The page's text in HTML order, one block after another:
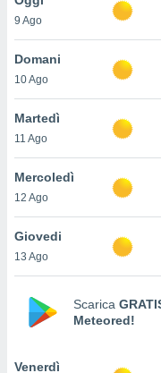
è
al sito
di
ci
di
il
un
la
9 Ago
Domani
10 Ago
Martedì
11 Ago
Mercoledì
12 Ago
Giovedi
13 Ago
Scarica
Meteored!
Venerdì